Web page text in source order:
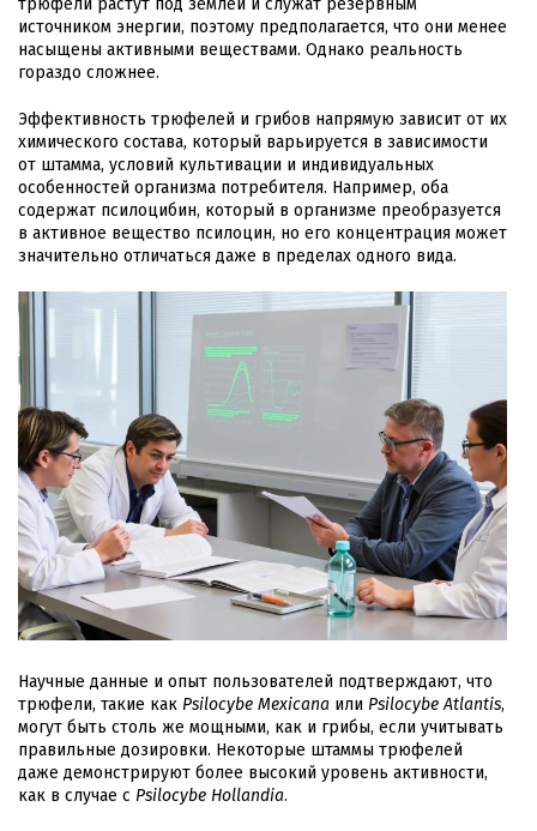
источником энергии, поэтому предполагается, что они менее
насыщены активными веществами. Однако реальность
гораздо сложнее.
Эффективность трюфелей и грибов напрямую зависит от их
химического состава, который варьируется в зависимости
от штамма, условий культивации и индивидуальных
особенностей организма потребителя. Например, оба
содержат псилоцибин, который в организме преобразуется
в активное вещество псилоцин, но его концентрация может
значительно отличаться даже в пределах одного вида.
Научные данные и опыт пользователей подтверждают, что
трюфели, такие как Psilocybe Mexicana или Psilocybe Atlantis,
могут быть столь же мощными, как и грибы, если учитывать
правильные дозировки. Некоторые штаммы трюфелей
даже демонстрируют более высокий уровень активности,
как в случае с Psilocybe Hollandia.